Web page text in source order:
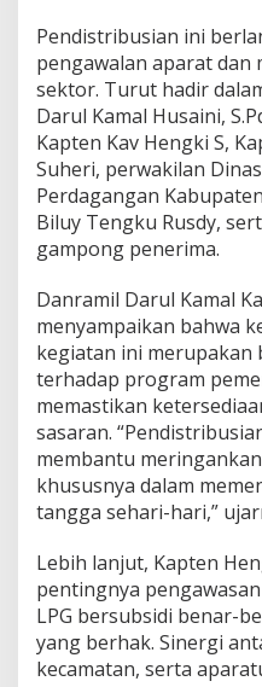
a
m
a
S
a
l
u
k
R
a
t
u
s
a
n
T
b
u
g
L
G
B
e
Pendistribusian ini
pengawalan aparat
sektor. Turut hadir
Darul Kamal Husaini,
Kapten Kav Hengki S,
Suheri, perwakilan
Perdagangan
Biluy Tengku Rusdy,
gampong penerima.
Danramil Darul Kamal
menyampaikan bahwa
kegiatan ini merupakan
terhadap program
memastikan
sasaran.
membantu
khususnya dalam
tangga sehari-hari,”
Lebih lanjut, Kapten
pentingnya
LPG bersubsidi benar-
yang berhak. Sinergi
kecamatan, serta